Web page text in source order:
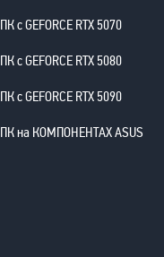
ПК с GEFORCE RTX 5070
ПК с GEFORCE RTX 5080
ПК с GEFORCE RTX 5090
ПК на КОМПОНЕНТАХ ASUS